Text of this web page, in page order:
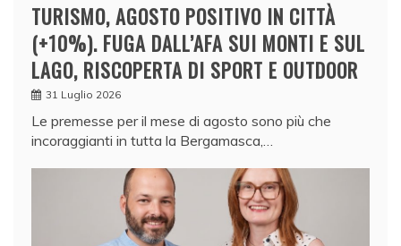
TURISMO, AGOSTO POSITIVO IN CITTÀ
(+10%). FUGA DALL’AFA SUI MONTI E SUL
LAGO, RISCOPERTA DI SPORT E OUTDOOR
31 Luglio 2026
Le premesse per il mese di agosto sono più che
incoraggianti in tutta la Bergamasca,…